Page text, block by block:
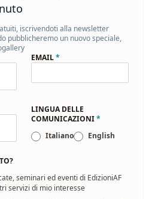
iscrivendoti alla newsletter
pubblicheremo un nuovo speciale,
EMAIL*
LINGUA DELLE
COMUNICAZIONI*
Italiano
English
seminari ed eventi di EdizioniAF
servizi di mio interesse